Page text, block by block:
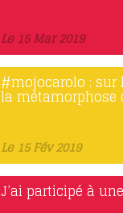
Le 15 Mar 2019
#mojocarolo : sur
la métamorphose
Le 15 Fév 2019
J’ai participé à